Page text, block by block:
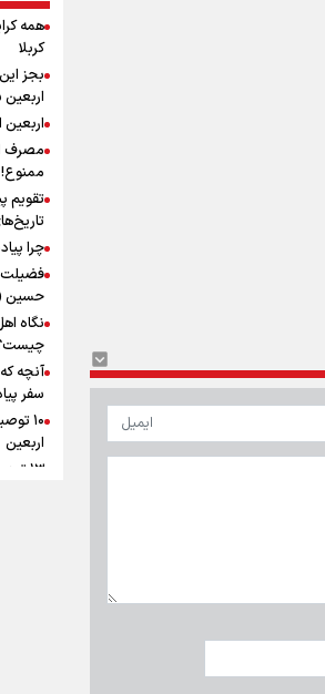
در بودجه
کربلا
بجز
اربعین ۱۴۰۵ چیزی نگذارید!
اربعین
مصرف
ممنوع!
چرا
فضیلت
حسین
نگاه
سفر
۱۰
اربعین
۱۳
آب و هوا|اوقات شرعی|نظرسنجی